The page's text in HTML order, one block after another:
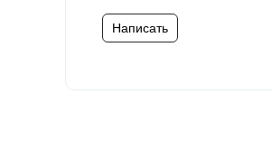
Написать